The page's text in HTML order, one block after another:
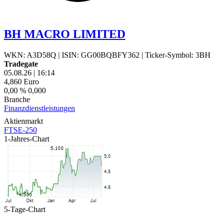
BH MACRO LIMITED
WKN: A3D58Q | ISIN: GG00BQBFY362 | Ticker-Symbol: 3BH
Tradegate
05.08.26 | 16:14
4,860 Euro
0,00 % 0,000
Branche
Finanzdienstleistungen
Aktienmarkt
FTSE-250
1-Jahres-Chart
5-Tage-Chart